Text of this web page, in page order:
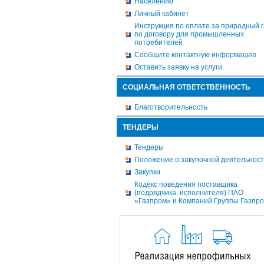
Личный кабинет
Инструкция по оплате за природный
по договору для промышленных
потребителей
Сообщите контактную информацию
Оставить заявку на услуги
СОЦИАЛЬНАЯ ОТВЕТСТВЕННОСТЬ
Благотворительность
ТЕНДЕРЫ
Тендеры
Положение о закупочной
Закупки
Кодекс поведения поставщика
(подрядчика, исполнителя) ПАО
«Газпром» и Компаний Группы